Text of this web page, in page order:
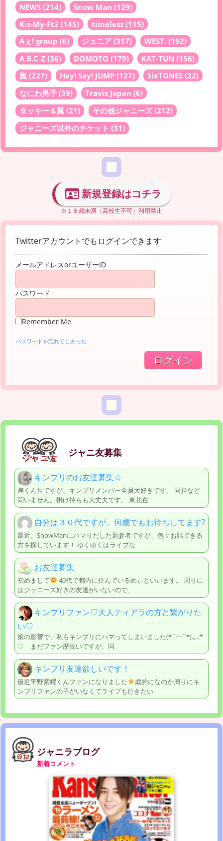
NEWS (214) Snow Man (129)
Kis-My-Ft2 (145) timelesz (115)
Aぇ! group (6) ジュニア (317) WEST. (192)
A.B.C-Z (36) DOMOTO (179) KAT-TUN (156)
嵐 (227) Hey! Say! JUMP (127) SixTONES (22)
なにわ男子 (39) Travis Japan (6)
タッキー＆翼 (21) その他ジャニーズ(212)
ジャニーズ以外のチケット (31)
新規登録はコチラ
※１８歳未満（高校生不可）利用禁止
Twitterアカウントでもログインできます
メールアドレスorユーザーID
パスワード
Remember Me
パスワードを忘れてしまった
ジャニ友募集
キンプリのお友達募集☆
岸くん坦ですが、キンプリメンバー全員大好きです。 同担など
問いません。掛け持ちも大丈夫です。 東北在
自分は３０代ですが、何歳でもお待ちしてます?
最近、SnowManにハマりだした新参者ですが、色々お話できる
方を探しています！ ゆくゆくはライブな
お友達募集
初めまして
40代で都内に住んでいるめぃといいます。 周りに
はジャニーズ好きの友達がいないので、
キンプリファン♡大人ティアラの方と繋がりた
い♡
娘の影響で、私もキンプリにハマってしまいました(*˘︶˘*).｡.:*
♡ まだファン歴浅いですが、同
キンプリ友達欲しいです！
最近平野紫耀くんファンになりました
歳的になのか周りにキ
ンプリファンの子がいなくてライブも行きたい
ジャニラブログ
新着コメント